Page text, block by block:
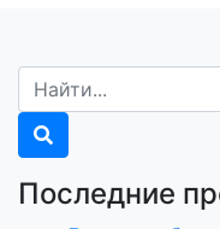
Последние